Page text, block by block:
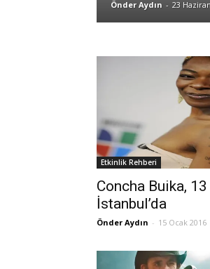
Önder Aydın - 23
Etkinlik Rehberi
Concha Buika,
İstanbul’da
Önder Aydın - 15 Ocak 2016